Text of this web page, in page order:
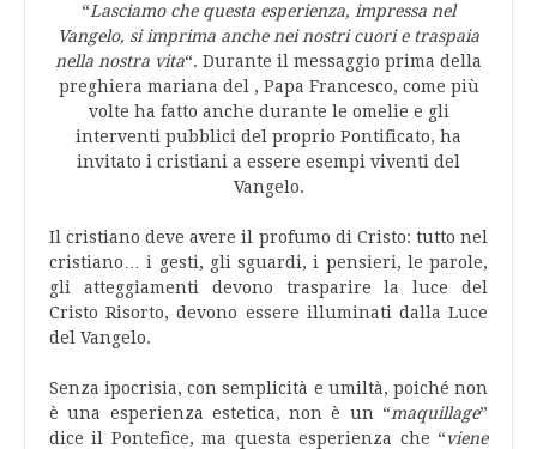
“Lasciamo che questa esperienza, impressa nel
Vangelo, si imprima anche nei nostri cuori e traspaia
nella nostra vita“. Durante il messaggio prima della
preghiera mariana del , Papa Francesco, come più
volte ha fatto anche durante le omelie e gli
interventi pubblici del proprio Pontificato, ha
invitato i cristiani a essere esempi viventi del
Vangelo.
Il cristiano deve avere il profumo di Cristo: tutto nel
cristiano… i gesti, gli sguardi, i pensieri, le parole,
gli atteggiamenti devono trasparire la luce del
Cristo Risorto, devono essere illuminati dalla Luce
del Vangelo.
Senza ipocrisia, con semplicità e umiltà, poiché non
è una esperienza estetica, non è un “maquillage”
dice il Pontefice, ma questa esperienza che “viene